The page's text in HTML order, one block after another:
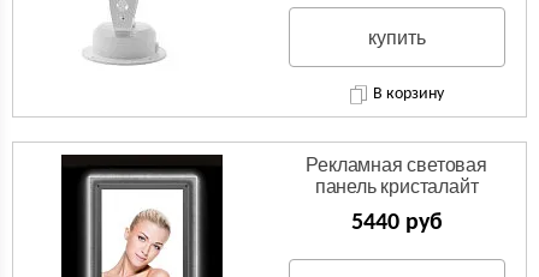
купить
В корзину
Рекламная световая
панель кристалайт
5440 руб